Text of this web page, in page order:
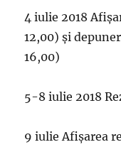
4 iulie 2018
12,00) și
16,00)
5-8 iulie 2018
9 iulie Afișarea